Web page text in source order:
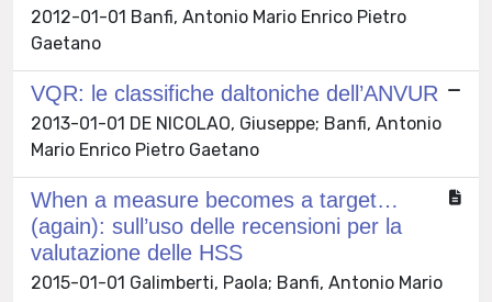
2012-01-01 Banfi, Antonio Mario Enrico Pietro
Gaetano
VQR: le classifiche daltoniche dell’ANVUR
2013-01-01 DE NICOLAO, Giuseppe; Banfi, Antonio
Mario Enrico Pietro Gaetano
When a measure becomes a target…
(again): sull’uso delle recensioni per la
valutazione delle HSS
2015-01-01 Galimberti, Paola; Banfi, Antonio Mario